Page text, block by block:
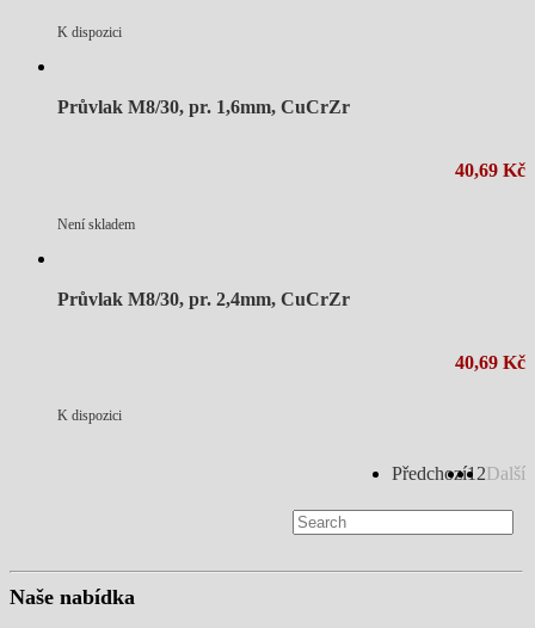
K dispozici
Průvlak M8/30, pr. 1,6mm, CuCrZr
40,69 Kč
Není skladem
Průvlak M8/30, pr. 2,4mm, CuCrZr
40,69 Kč
K dispozici
Předchozí1 2Další
Naše nabídka